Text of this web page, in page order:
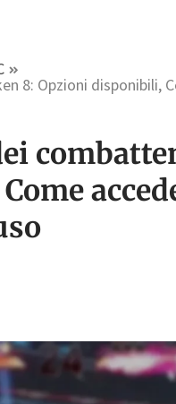
8: Opzioni disponibili,